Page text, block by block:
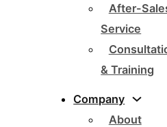
After-
Service
& Training
Company
About